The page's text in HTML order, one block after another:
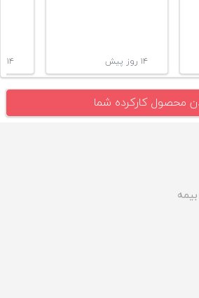
۱۴ روز پیش ۱۴ روز پیش
محصول کارکرده شما